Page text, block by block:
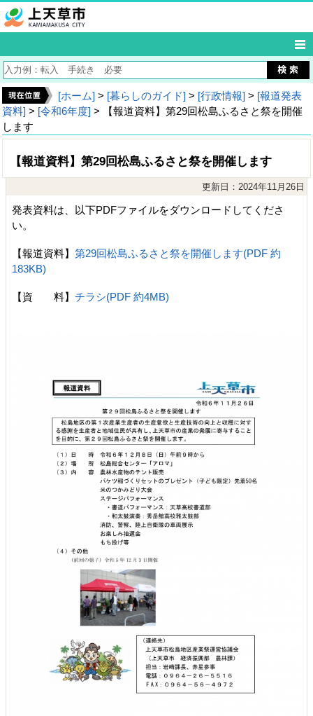
[ホーム] > [暮らしのガイド] > [行政情報] > [報道発表
資料] > [令和6年度] > 【報道資料】第29回松島ふるさと祭を開催
します
【報道資料】第29回松島ふるさと祭を開催します
更新日：2024年11月26日
発表資料は、以下PDFファイルをダウンロードしてくださ
い。
【報道資料】 第29回松島ふるさと祭を開催します(PDF 約
183KB)
【資 料】 チラシ(PDF 約4MB)